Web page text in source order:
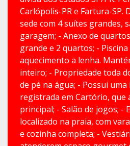
Carlópolis-PR e Fartura-SP.
sede com 4 suítes grandes,
garagem; - Anexo de
grande e 2 quartos; - Piscina
aquecimento a lenha.
inteiro; - Propriedade toda
de pé na água; - Possui
registrada em Cartório, que
principal; - Salão de jogos; -
localizado na praia, com
e cozinha completa; -